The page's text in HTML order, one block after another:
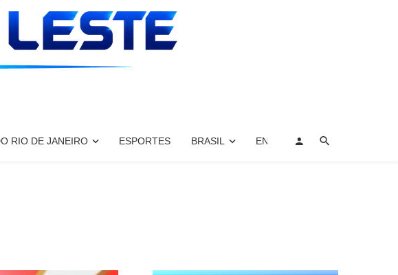
RIO DE JANEIRO ESPORTES BRASIL ENTRETENIMENTO, ARTES E